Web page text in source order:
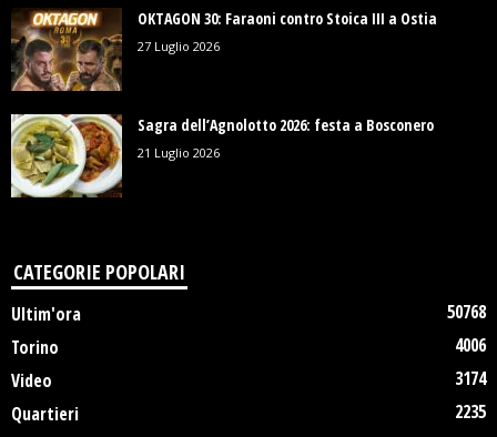
OKTAGON 30: Faraoni contro Stoica III a Ostia
27 Luglio 2026
Sagra dell’Agnolotto 2026: festa a Bosconero
21 Luglio 2026
CATEGORIE POPOLARI
Ultim'ora
50768
Torino
4006
Video
3174
Quartieri
2235